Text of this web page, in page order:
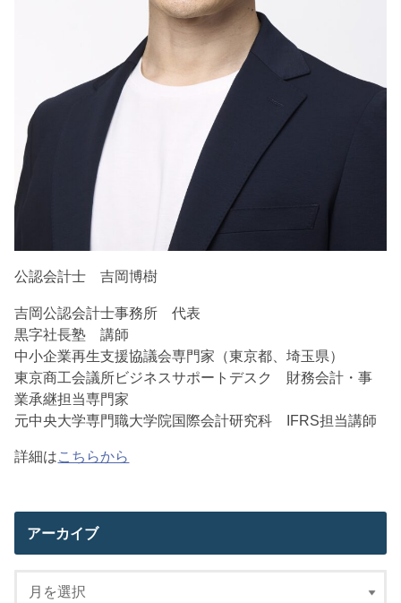
公認会計士 吉岡博樹
吉岡公認会計士事務所 代表
黒字社長塾 講師
中小企業再生支援協議会専門家（東京都、埼玉県）
東京商工会議所ビジネスサポートデスク 財務会計・事
業承継担当専門家
元中央大学専門職大学院国際会計研究科 IFRS担当講師
詳細はこちらから
アーカイブ